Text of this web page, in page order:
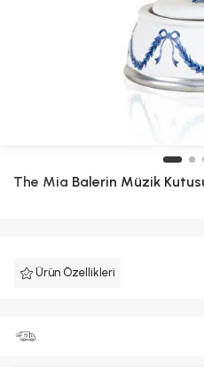
The Mia Balerin Müzik Kutusu
Ürün Özellikleri